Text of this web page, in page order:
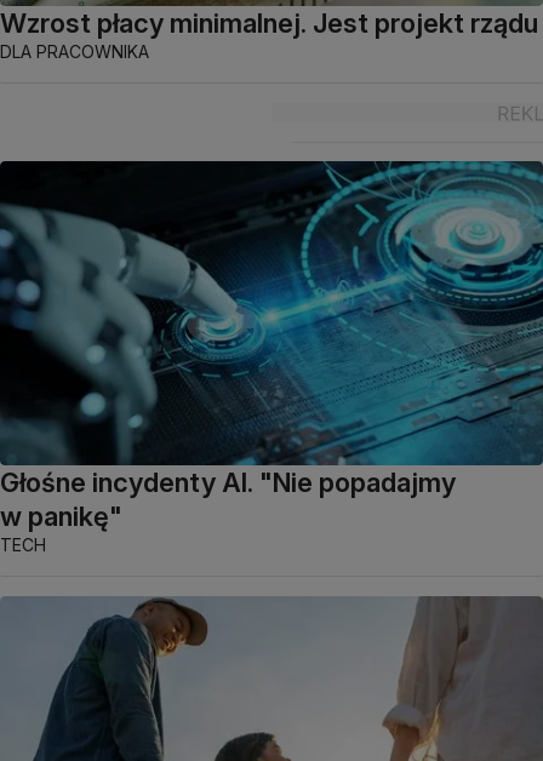
Wzrost płacy minimalnej. Jest projekt rządu
DLA PRACOWNIKA
Głośne incydenty AI. "Nie popadajmy
w panikę"
TECH